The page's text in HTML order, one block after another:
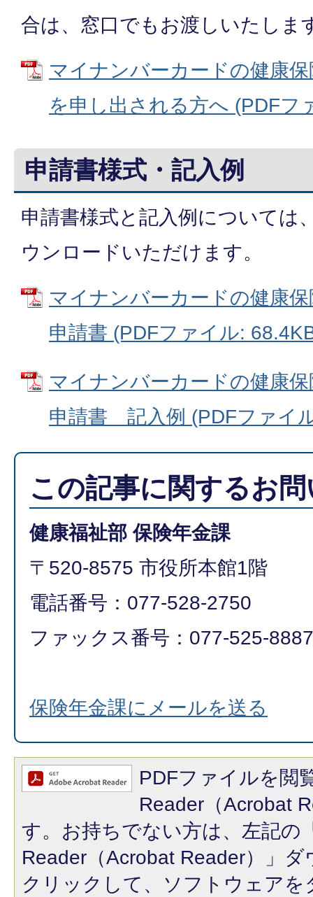
合は、窓口でもお渡しいたしま
マイナンバーカードの健康
を申し出される方へ (PDFフ
申請書様式・記入例
申請書様式と記入例については
ウンロードいただけます。
マイナンバーカードの健康
申請書 (PDFファイル:
マイナンバーカードの健康
申請書 記入例 (PDFファイ
この記事に関するお
健康福祉部 保険年金課
〒520-8575 市役所本館1階
電話番号：077-528-2750
ファックス番号：077-525-8887
保険年金課にメールを送る
PDFファイルを閲
Reader（Acrobat
す。お持ちでない方は、左記の
Reader（Acrobat Reader）」
クリックして、ソフトウェア